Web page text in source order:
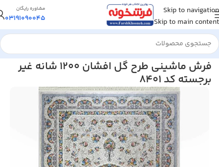
Skip to navigation
Skip to main content
مشاوره رایگان
03191090045
خانه/فرش ماشینی/فرش 1200 شانه
فرش ماشینی طرح گل افشان 1200 شانه غیر
برجسته کد 8401